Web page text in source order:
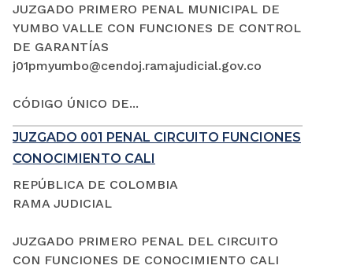
JUZGADO PRIMERO PENAL MUNICIPAL DE
YUMBO VALLE CON FUNCIONES DE CONTROL
DE GARANTÍAS
j01pmyumbo@cendoj.ramajudicial.gov.co
CÓDIGO ÚNICO DE...
JUZGADO 001 PENAL CIRCUITO FUNCIONES
CONOCIMIENTO CALI
REPÚBLICA DE COLOMBIA
RAMA JUDICIAL
JUZGADO PRIMERO PENAL DEL CIRCUITO
CON FUNCIONES DE CONOCIMIENTO CALI